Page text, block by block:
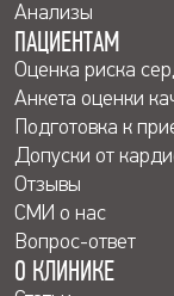
Анализы
ПАЦИЕНТАМ
Оценка риска
Анкета оценки
Подготовка к
Допуски от
Отзывы
СМИ о нас
Вопрос-ответ
О КЛИНИКЕ